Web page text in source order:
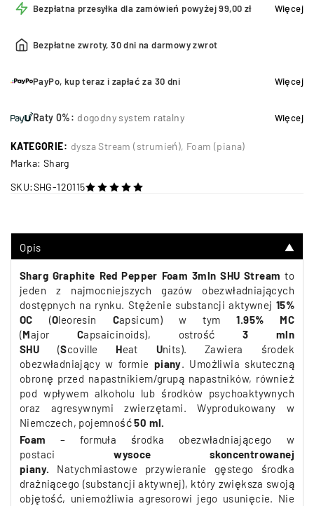
Bezpłatna przesyłka dla zamówień powyżej 99,00 zł Więcej
Bezpłatne zwroty, 30 dni na darmowy zwrot
PayPo, kup teraz i zapłać za 30 dni Więcej
Raty 0%: dogodny system ratalny Więcej
KATEGORIE: dysza Stream (strumień), Foam (piana)
Marka: Sharg
SKU:SHG-120115
Opis ▼
Sharg Graphite Red Pepper Foam 3mln SHU Stream to
jeden z najmocniejszych gazów obezwładniających
dostępnych na rynku. Stężenie substancji aktywnej 15%
OC
(Oleoresin Capsicum)w tym1.95% MC
(Major Capsaicinoids), ostrość 3 mln
SHU
(Scoville Heat Units).Zawiera środek
obezwładniający w formie piany. Umożliwia skuteczną
obronę przed napastnikiem/grupą napastników, również
pod wpływem alkoholu lub środków psychoaktywnych
oraz agresywnymi zwierzętami.Wyprodukowany w
Niemczech, pojemność50 ml.
Foam – formuła środka obezwładniającego w
postaciwysoce skoncentrowanej
piany. Natychmiastowe przywieranie gęstego środka
drażniącego (substancji aktywnej), który zwiększa swoją
objętość, uniemożliwia agresorowi jego usunięcie. Nie